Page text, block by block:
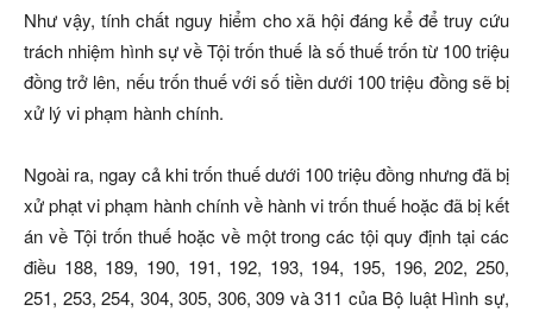
Như vậy, tính chất nguy hiểm cho xã hội đáng kể để truy cứu
trách nhiệm hình sự về Tội trốn thuế là số thuế trốn từ 100 triệu
đồng trở lên, nếu trốn thuế với số tiền dưới 100 triệu đồng sẽ bị
xử lý vi phạm hành chính.
Ngoài ra, ngay cả khi trốn thuế dưới 100 triệu đồng nhưng đã bị
xử phạt vi phạm hành chính về hành vi trốn thuế hoặc đã bị kết
án về Tội trốn thuế hoặc về một trong các tội quy định tại các
điều 188, 189, 190, 191, 192, 193, 194, 195, 196, 202, 250,
251, 253, 254, 304, 305, 306, 309 và 311 của Bộ luật Hình sự,